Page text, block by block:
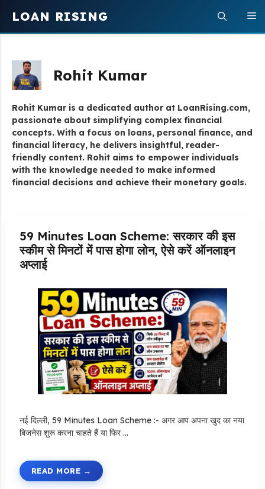
content
LOAN RISING
Rohit Kumar
Rohit Kumar is a dedicated author at LoanRising.com,
passionate about simplifying complex financial
concepts. With a focus on loans, personal finance, and
financial literacy, he delivers insightful, reader-
friendly content. Rohit aims to empower individuals
with the knowledge needed to make informed
financial decisions and achieve their monetary goals.
59 Minutes Loan Scheme: सरकार की इस
स्कीम से मिनटों में पास होगा लोन, ऐसे करें ऑनलाइन
अप्लाई
नई दिल्ली, 59 Minutes Loan Scheme :- अगर आप अपना खुद का नया
बिजनेस शुरू करना चाहते हैं या फिर …
READ MORE